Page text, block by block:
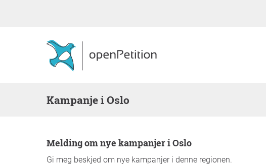
Kampanje i Oslo
Melding om nye kampanjer i Oslo
Gi meg beskjed om nye kampanjer i denne regionen.